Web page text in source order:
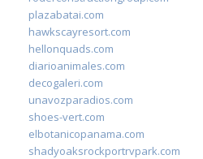
plazabatai.com
hawkscayresort.com
hellonquads.com
diarioanimales.com
decogaleri.com
unavozparadios.com
shoes-vert.com
elbotanicopanama.com
shadyoaksrockportrvpark.com